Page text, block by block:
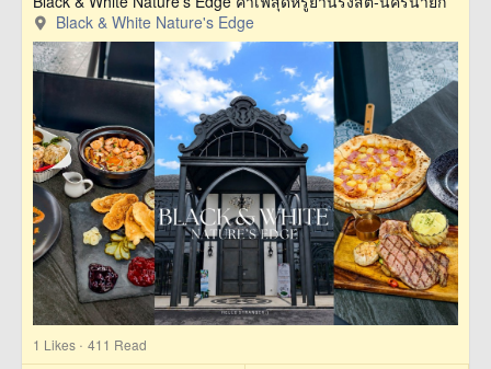
Black & White Nature's Edge
1 Likes · 411 Read